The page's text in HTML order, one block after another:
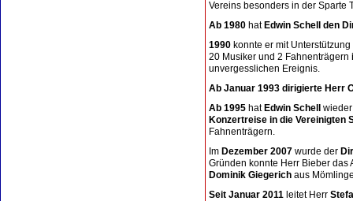
Vereins besonders in der Sparte
Ab 1980 hat Edwin Schell den
1990 konnte er mit
20 Musiker und 2 Fahnenträgern
unvergesslichen Ereignis.
Ab Januar 1993 dirigierte Herr
Ab 1995 hat Edwin Schell
Konzertreise in die Vereinigten
Fahnenträgern.
Im Dezember 2007 wurde der
Gründen konnte Herr Bieber das
Dominik Giegerich aus
Seit Januar 2011 leitet Herr